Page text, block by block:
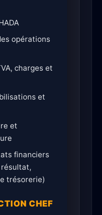
opérations
charges et
et
et
financiers
résultat,
trésorerie)
CHEF